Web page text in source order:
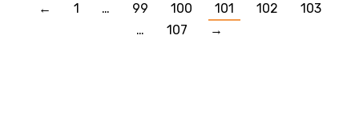
← 1 … 99 100 101 102
103
…
107 →